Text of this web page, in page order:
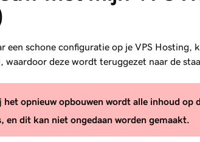
een schone configuratie op je VPS Hosting,
waardoor deze wordt teruggezet naar de
het opnieuw opbouwen wordt alle inhoud op
en dit kan niet ongedaan worden gemaakt.